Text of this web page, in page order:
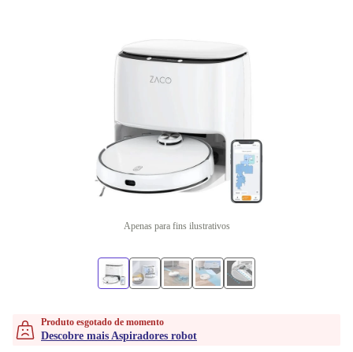
Apenas para fins ilustrativos
Produto esgotado de momento
Descobre mais Aspiradores robot